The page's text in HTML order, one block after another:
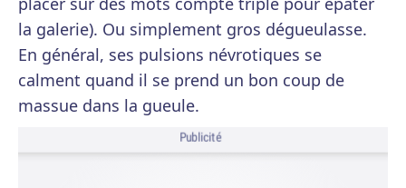
la galerie). Ou simplement gros dégueulasse.
En général, ses pulsions névrotiques se
calment quand il se prend un bon coup de
massue dans la gueule.
Publicité